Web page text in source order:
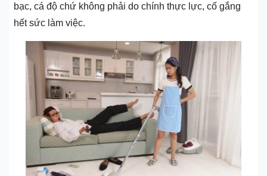
bạc, cá độ chứ không phải do chính thực lực, cố gắng
hết sức làm việc.